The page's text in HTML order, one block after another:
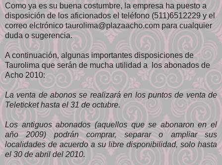
Como ya es su buena costumbre, la empresa ha puesto a
disposición de los aficionados el teléfono (511)6512229 y el
correo elctrónico taurolima@plazaacho.com para cualquier
duda o sugerencia.
A continuación, algunas importantes disposiciones de
Taurolima que serán de mucha utilidad a los abonados de
Acho 2010:
La venta de abonos se realizará en los puntos de venta de
Teleticket hasta el 31 de octubre.
Los antiguos abonados (aquellos que se abonaron en el
año 2009) podrán comprar, separar o ampliar sus
localidades de acuerdo a su libre disponibilidad, solo hasta
el 30 de abril del 2010.